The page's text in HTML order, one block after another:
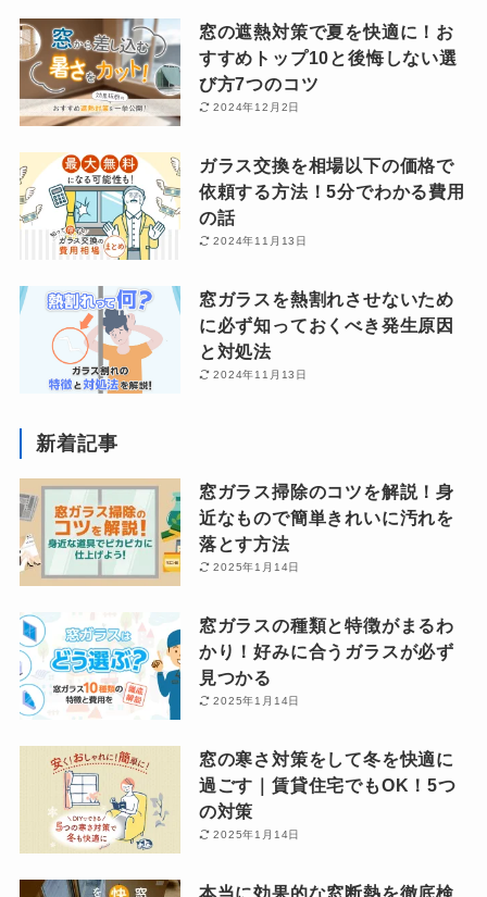
窓の遮熱対策で夏を快適に！お
すすめトップ10と後悔しない選
び方7つのコツ
2024年12月2日
ガラス交換を相場以下の価格で
依頼する方法！5分でわかる費用
の話
2024年11月13日
窓ガラスを熱割れさせないため
に必ず知っておくべき発生原因
と対処法
2024年11月13日
新着記事
窓ガラス掃除のコツを解説！身
近なもので簡単きれいに汚れを
落とす方法
2025年1月14日
窓ガラスの種類と特徴がまるわ
かり！好みに合うガラスが必ず
見つかる
2025年1月14日
窓の寒さ対策をして冬を快適に
過ごす｜賃貸住宅でもOK！5つ
の対策
2025年1月14日
本当に効果的な窓断熱を徹底検